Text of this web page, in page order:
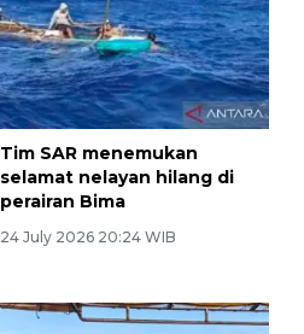
Tim SAR menemukan
selamat nelayan hilang di
perairan Bima
24 July 2026 20:24 WIB